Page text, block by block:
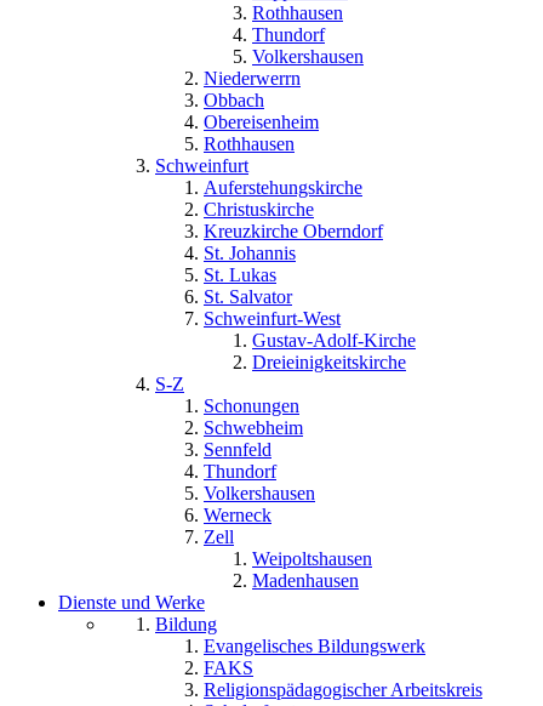
Rothhausen
Thundorf
Volkershausen
Niederwerrn
Obbach
Obereisenheim
Rothhausen
Schweinfurt
Auferstehungskirche
Christuskirche
Kreuzkirche Oberndorf
St. Johannis
St. Lukas
St. Salvator
Schweinfurt-West
Gustav-Adolf-Kirche
Dreieinigkeitskirche
S-Z
Schonungen
Schwebheim
Sennfeld
Thundorf
Volkershausen
Werneck
Zell
Weipoltshausen
Madenhausen
Dienste und Werke
Bildung
Evangelisches Bildungswerk
FAKS
Religionspädagogischer Arbeitskreis